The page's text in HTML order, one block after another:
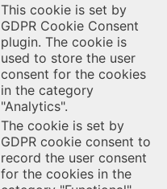
This cookie is set by
GDPR Cookie Consent
plugin. The cookie is
used to store the user
consent for the cookies
in the category
"Analytics".
The cookie is set by
GDPR cookie consent to
record the user consent
for the cookies in the